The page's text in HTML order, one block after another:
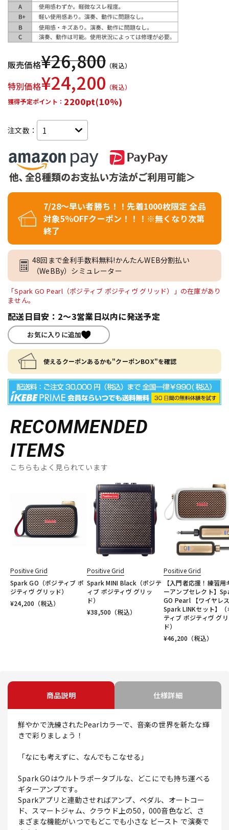
販売価格¥26,800 （税込）
特別価格¥24,200 （税込）
獲得予定ポイント： 2200pt(10%)
注文数：
7/28～早い者勝ち！！先着1000枚限定 全品
対象5％OFFクーポン！！！※無くなり次第
終了
48回まで金利手数料無料!かんたんWEB分割払い
（WeBBy）シミュレーター
「Spark GO Pearl（ポジティブ ポジティヴ グリッド）」の在庫があり
ません。
配送日目安：2～3営業日以内に発送予定
お気に入りに追加
使えるクーポンあるかも"クーポンBOX"を確認
RECOMMENDED
ITEMS
こちらもよく見られています
Positive Grid
Spark GO（ポジティブ ポ
ジティヴ グリッド）
¥24,200 （税込）
Positive Grid
Spark MINI Black（ポジテ
ィブ ポジティヴ グリッ
ド）
¥38,500 （税込）
Positive Grid
【入門者応援！練習用
ーアンプセレクト】
GO Pearl 【ワイヤレ
Spark LINKセット】（
ティブ ポジティヴ グ
ド）
¥46,200 （税込）
商品説明 仕様詳細
鮮やかで洗練されたPearlカラーで、音楽の世界を新たな輝
きで彩りましょう！
「なにも考えずに、なんでもこなせる」
Spark GOはウルトラポータブルな、どこにでも持ち運べる
ギターアンプです。
Sparkアプリと連動させればアンプ、ペダル、オートコー
ド、スマートジャム、クラウド上の50，000音色など、さ
まざまな機能がいつでもどこでも小さな ビースト で演奏で